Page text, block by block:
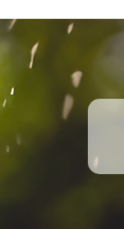
机构简介
服务范畴
组织架构
服务
应用于公共
合作计划
资助计划
活动
业界活动
奖项
会籍及服务
会员列表